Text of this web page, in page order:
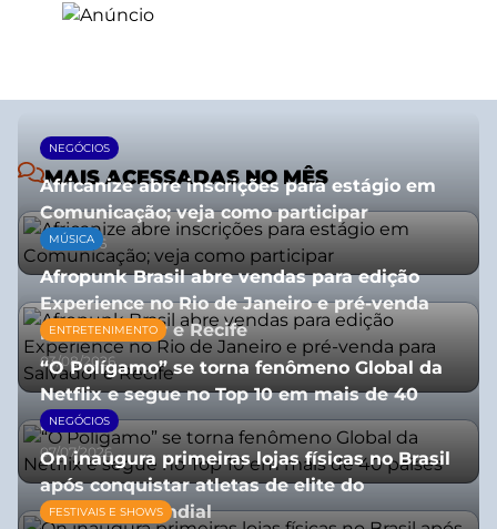
MAIS ACESSADAS NO MÊS
NEGÓCIOS
Africanize abre inscrições para estágio em
Comunicação; veja como participar
13/01/2026
MÚSICA
Afropunk Brasil abre vendas para edição
Experience no Rio de Janeiro e pré-venda
para Salvador e Recife
03/08/2026
ENTRETENIMENTO
“O Polígamo” se torna fenômeno Global da
Netflix e segue no Top 10 em mais de 40
países
07/07/2026
NEGÓCIOS
On inaugura primeiras lojas físicas no Brasil
após conquistar atletas de elite do
atletismo mundial
FESTIVAIS E SHOWS